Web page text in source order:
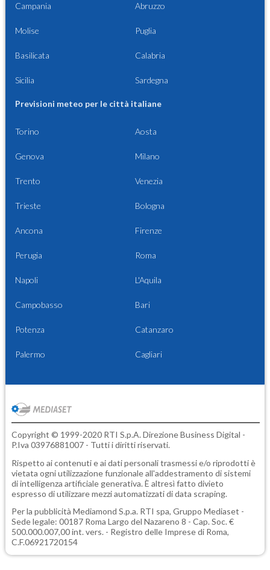
Campania Abruzzo
Molise Puglia
Basilicata Calabria
Sicilia Sardegna
Previsioni meteo per le città italiane
Torino Aosta
Genova Milano
Trento Venezia
Trieste Bologna
Ancona Firenze
Perugia Roma
Napoli L'Aquila
Campobasso Bari
Potenza Catanzaro
Palermo Cagliari
Copyright © 1999-2020 RTI S.p.A. Direzione Business Digital -
P.Iva 03976881007 - Tutti i diritti riservati.
Rispetto ai contenuti e ai dati personali trasmessi e/o riprodotti è
vietata ogni utilizzazione funzionale all'addestramento di sistemi
di intelligenza artificiale generativa. È altresì fatto divieto
espresso di utilizzare mezzi automatizzati di data scraping.
Per la pubblicità Mediamond S.p.a. RTI spa, Gruppo Mediaset -
Sede legale: 00187 Roma Largo del Nazareno 8 - Cap. Soc. €
500.000.007,00 int. vers. - Registro delle Imprese di Roma,
C.F.06921720154